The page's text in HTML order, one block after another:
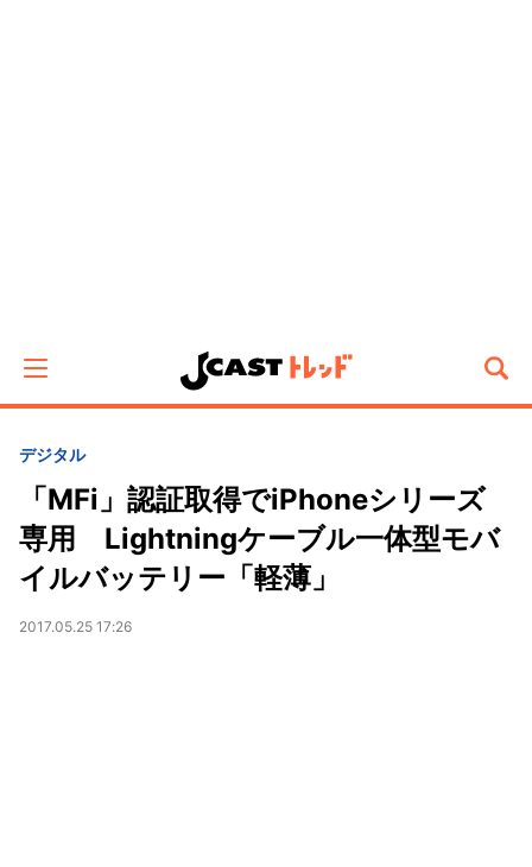
デジタル
「MFi」認証取得でiPhoneシリーズ
専用 Lightningケーブル一体型モバ
イルバッテリー「軽薄」
2017.05.25 17:26